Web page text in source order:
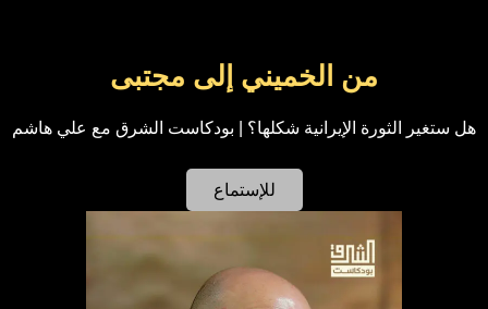
من الخميني إلى مجتبى
هل ستغير الثورة الإيرانية شكلها؟ | بودكاست الشرق مع علي هاشم
للإستماع